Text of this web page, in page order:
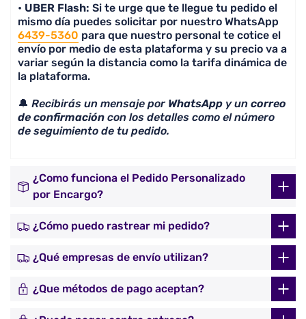
• UBER Flash: Si te urge que te llegue tu pedido el
mismo día puedes solicitar por nuestro WhatsApp
6439-5360 para que nuestro personal te cotice el
envío por medio de esta plataforma y su precio va a
variar según la distancia como la tarifa dinámica de
la plataforma.
🔔 Recibirás un mensaje por WhatsApp y un correo
de confirmación con los detalles como el número
de seguimiento de tu pedido.
¿Como funciona el Pedido Personalizado
por Encargo?
¿Cómo puedo rastrear mi pedido?
¿Qué empresas de envío utilizan?
¿Que métodos de pago aceptan?